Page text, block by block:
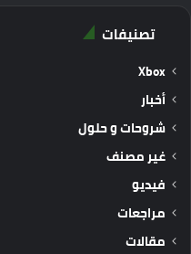
تصنيفات
Xbox
أخبار
شروحات و حلول
غير مصنف
فيديو
مراجعات
مقالات